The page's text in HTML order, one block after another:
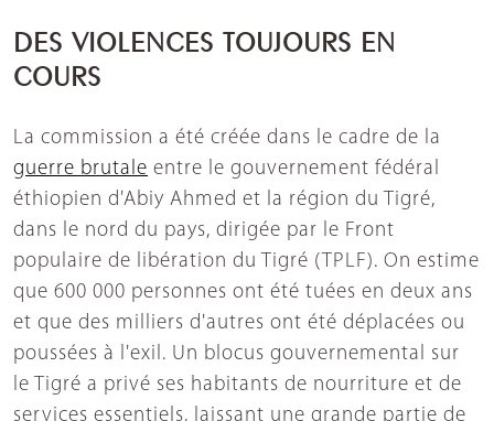
DES VIOLENCES TOUJOURS EN
COURS
La commission a été créée dans le cadre de la
guerre brutale entre le gouvernement fédéral
éthiopien d'Abiy Ahmed et la région du Tigré,
dans le nord du pays, dirigée par le Front
populaire de libération du Tigré (TPLF). On estime
que 600 000 personnes ont été tuées en deux ans
et que des milliers d'autres ont été déplacées ou
poussées à l'exil. Un blocus gouvernemental sur
le Tigré a privé ses habitants de nourriture et de
services essentiels, laissant une grande partie de